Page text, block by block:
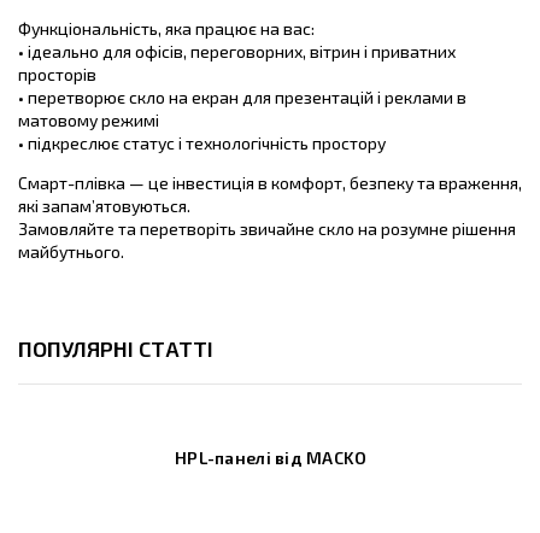
Функціональність, яка працює на вас:
• ідеально для офісів, переговорних, вітрин і приватних
просторів
• перетворює скло на екран для презентацій і реклами в
матовому режимі
• підкреслює статус і технологічність простору
Смарт-плівка — це інвестиція в комфорт, безпеку та враження,
які запам’ятовуються.
Замовляйте та перетворіть звичайне скло на розумне рішення
майбутнього.
ПОПУЛЯРНІ СТАТТІ
HPL-панелі від MACKO